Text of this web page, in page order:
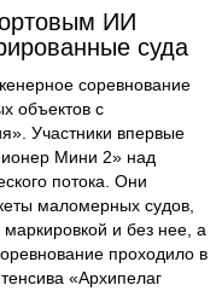
ИИ
суда
соревнование
объектов с
Участники впервые
Мини 2» над
потока. Они
маломерных судов,
и без нее, а
проходило в
«Архипелаг